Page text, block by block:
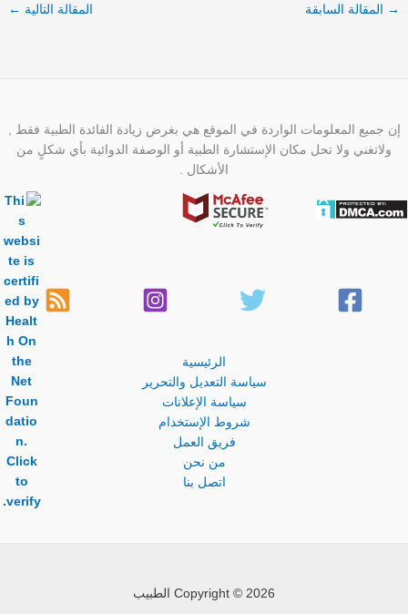
→ المقالة السابقة المقالة التالية ←
إن جميع المعلومات الواردة في الموقع هي بغرض زيادة الفائدة الطبية فقط ,
ولاتغني ولا تحل مكان الإستشارة الطبية أو الوصفة الدوائية بأي شكلٍ من
الأشكال .
الرئيسية
سياسة التعديل والتحرير
سياسة الإعلانات
شروط الإستخدام
فريق العمل
من نحن
اتصل بنا
Copyright © 2026 الطبيب